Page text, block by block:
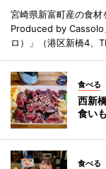
宮崎県新富町産の食
Produced by Cassolo
ロ）」（港区新橋4、
食べる
西新
食いも
食べる